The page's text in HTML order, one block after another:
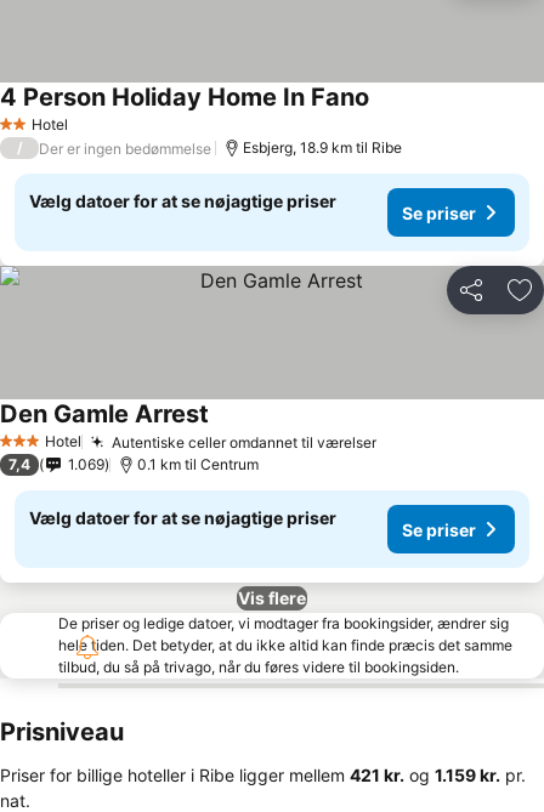
2 Stjerner
Hotel
4 Person Holiday Home In Fano
/ Der er ingen bedømmelse Esbjerg, 18.9 km til Ribe
Vælg datoer for at se nøjagtige priser
Se priser
Del
3 StjernerHotel Autentiske celler omdannet til værelser
Den Gamle Arrest
7,4 1.069 0.1 km til Centrum
Vælg datoer for at se nøjagtige priser
Se priser
Vis flere
De priser og ledige datoer, vi modtager fra bookingsider, ændrer sig
hele tiden. Det betyder, at du ikke altid kan finde præcis det samme
tilbud, du så på trivago, når du føres videre til bookingsiden.
Prisniveau
Priser for billige hoteller i Ribe ligger mellem ‎421 kr. og ‎1.159 kr. pr.
nat.